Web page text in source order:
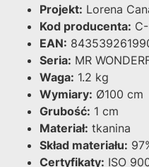
Projekt: Lorena
Kod producenta:
EAN:
Seria: MR
Waga: 1.2 kg
Wymiary: Ø100 cm
Grubość: 1 cm
Materiał: tkanina
Skład materiału:
Certyfikaty: ISO